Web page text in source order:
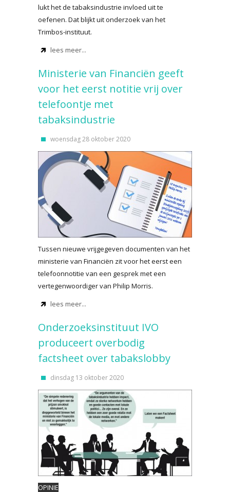
lukt het de tabaksindustrie invloed uit te
oefenen. Dat blijkt uit onderzoek van het
Trimbos-instituut.
lees meer...
Ministerie van Financiën geeft
voor het eerst notitie vrij over
telefoontje met
tabaksindustrie
woensdag 28 oktober 2020
Tussen nieuwe vrijgegeven documenten van het
ministerie van Financiën zit voor het eerst een
telefoonnotitie van een gesprek met een
vertegenwoordiger van Philip Morris.
lees meer...
Onderzoeksinstituut IVO
produceert overbodig
factsheet over tabakslobby
dinsdag 13 oktober 2020
OPINIE